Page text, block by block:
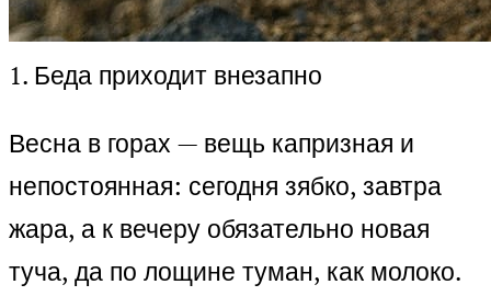
1. Беда приходит внезапно
Весна в горах — вещь капризная и
непостоянная: сегодня зябко, завтра
жара, а к вечеру обязательно новая
туча, да по лощине туман, как молоко.